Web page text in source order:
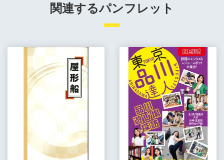
関連するパンフレット